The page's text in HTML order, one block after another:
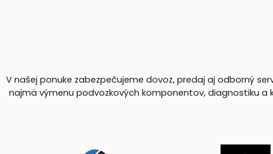
V našej ponuke zabezpečujeme dovoz, predaj aj odborný
najmä výmenu podvozkových komponentov, diagnostiku a